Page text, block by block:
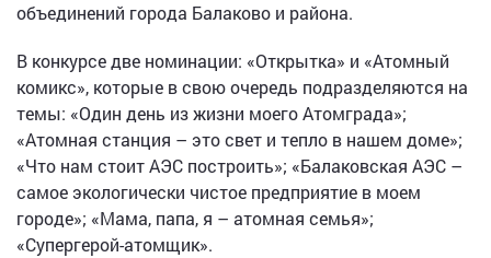
объединений города Балаково и района.
В конкурсе две номинации: «Открытка» и «Атомный
комикс», которые в свою очередь подразделяются на
темы: «Один день из жизни моего Атомграда»;
«Атомная станция – это свет и тепло в нашем доме»;
«Что нам стоит АЭС построить»; «Балаковская АЭС –
самое экологически чистое предприятие в моем
городе»; «Мама, папа, я – атомная семья»;
«Супергерой-атомщик».